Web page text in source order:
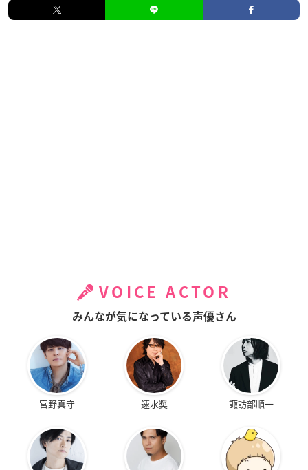
VOICE ACTOR
みんなが気になっている声優さん
宮野真守 速水奨 諏訪部順一